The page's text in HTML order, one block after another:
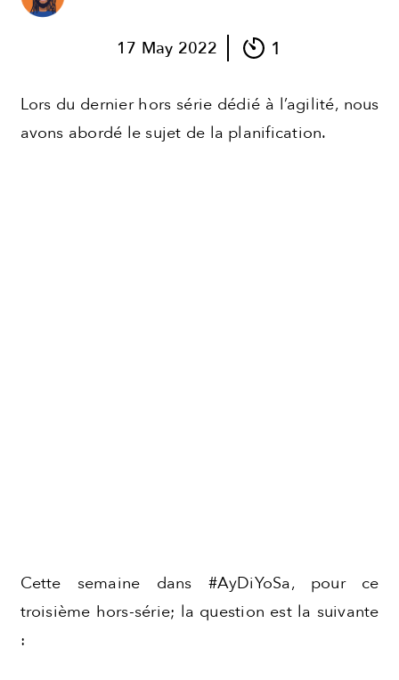
17 May 2022 1
Lors du dernier hors série dédié à l’agilité, nous
avons abordé le sujet de la planification.
Cette semaine dans #AyDiYoSa, pour ce
troisième hors-série; la question est la suivante
: